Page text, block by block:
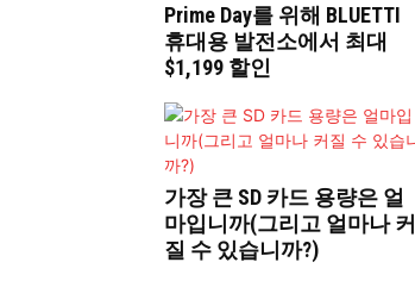
Prime Day를 위해 BLUETTI
휴대용 발전소에서 최대
$1,199 할인
가장 큰 SD 카드 용량은 얼
마입니까(그리고 얼마나 커
질 수 있습니까?)